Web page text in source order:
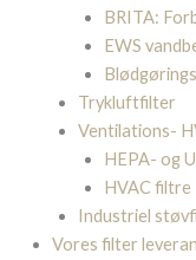
BRITA:
EWS
Trykluftfilter
Ventilations-
HEPA- og
HVAC filtre
Industriel
Vores filter